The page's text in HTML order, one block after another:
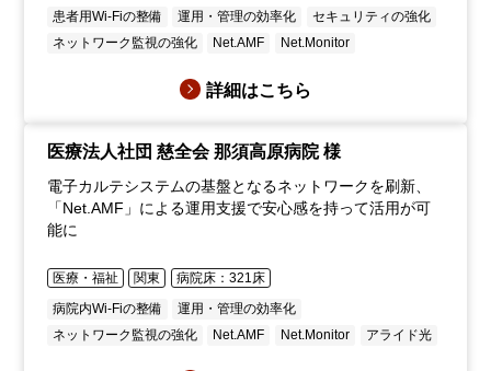
患者用Wi-Fiの整備
運用・管理の効率化
セキュリティの強化
ネットワーク監視の強化
Net.AMF Net.Monitor
詳細はこちら
医療法人社団 慈全会 那須高原病院 様
電子カルテシステムの基盤となるネットワークを刷新、
「Net.AMF」による運用支援で安心感を持って活用が可
能に
医療・福祉 関東
病院床：321床
病院内Wi-Fiの整備
運用・管理の効率化
ネットワーク監視の強化
Net.AMF Net.Monitor アライド光